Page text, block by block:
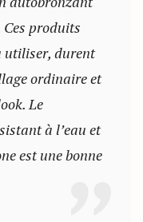
produits
utiliser, durent
ordinaire et
Le
à l’eau et
est une bonne